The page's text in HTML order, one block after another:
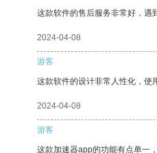
这款软件的售后服务非常好，遇
2024-04-08
游客
这款软件的设计非常人性化，使
2024-04-08
游客
这款加速器app的功能有点单一